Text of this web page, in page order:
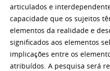
articulados e
capacidade que os sujeitos
elementos da realidade e
significados aos elementos
implicações entre os
atribuídos. A pesquisa será